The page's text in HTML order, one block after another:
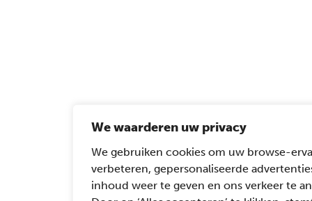
We waarderen uw privacy
We gebruiken cookies om uw browse-
verbeteren, gepersonaliseerde
inhoud weer te geven en ons verkeer te